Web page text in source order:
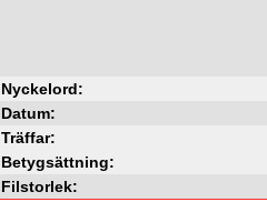
Nyckelord:
Datum:
Träffar:
Betygsättning:
Filstorlek: